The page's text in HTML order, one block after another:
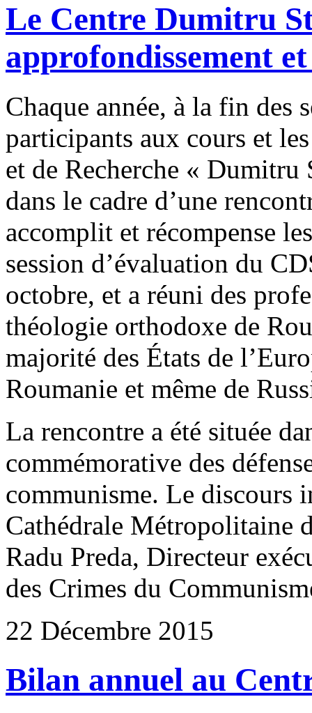
Le Centre Dumitru
approfondissement
Chaque année, à la fin des
participants aux cours et
et de Recherche «
dans le cadre d’une
accomplit et récompense
session d’évaluation du
octobre, et a réuni des
théologie orthodoxe de
majorité des États de
Roumanie et même de
La rencontre a été située
commémorative des
communisme. Le discours
Cathédrale Métropolitaine
Radu Preda, Directeur
des Crimes du
22 Décembre 2015
Bilan annuel au